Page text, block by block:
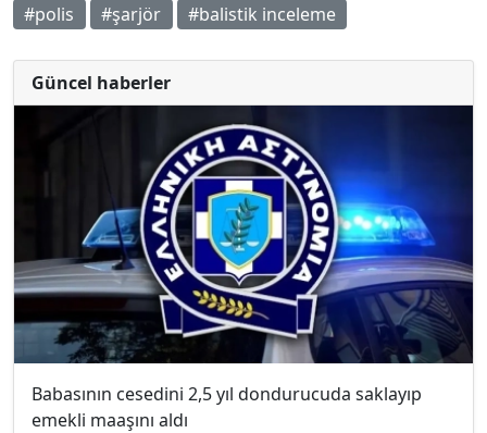
#polis
#şarjör #balistik inceleme
Güncel haberler
Babasının cesedini 2,5 yıl dondurucuda saklayıp
emekli maaşını aldı